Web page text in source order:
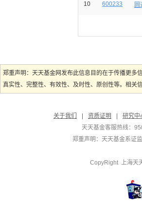
10 600233 圆
郑重声明：天天基金网发布此信息目的在于传播更多
真实性、完整性、有效性、及时性、原创性等。相关
关于我们
资质证明 研究中
天天基金客服热线：
郑重声明： 天天基金系证
CopyRight 上海天